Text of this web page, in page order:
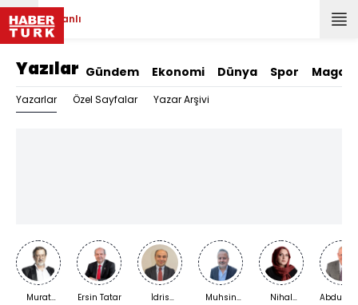
Canlı
Yazılar Gündem Ekonomi Dünya Spor
Yazarlar Özel Sayfalar Yazar Arşivi
Murat
Ersin Tatar
İdris
Muhsin
Nihal